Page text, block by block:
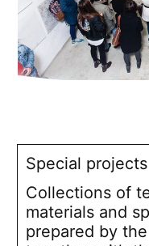
Special projects
Collections of
materials and
prepared by